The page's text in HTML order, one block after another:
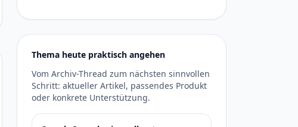
Thema heute praktisch angehen
Vom Archiv-Thread zum nächsten sinnvollen
Schritt: aktueller Artikel, passendes Produkt
oder konkrete Unterstützung.